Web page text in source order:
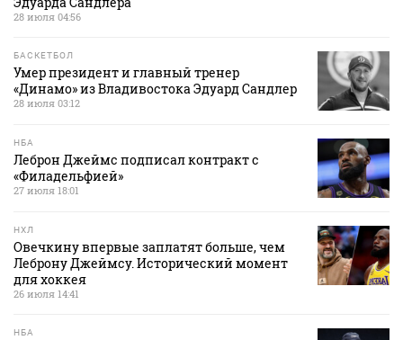
28 июля 04:56
БАСКЕТБОЛ
Умер президент и главный тренер
«Динамо» из Владивостока Эдуард Сандлер
28 июля 03:12
НБА
Леброн Джеймс подписал контракт с
«Филадельфией»
27 июля 18:01
НХЛ
Овечкину впервые заплатят больше, чем
Леброну Джеймсу. Исторический момент
для хоккея
26 июля 14:41
НБА